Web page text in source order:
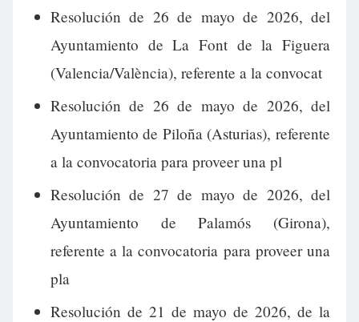
Resolución de 26 de mayo de 2026, del
Ayuntamiento de La Font de la Figuera
(Valencia/València), referente a la convocat
Resolución de 26 de mayo de 2026, del
Ayuntamiento de Piloña (Asturias), referente
a la convocatoria para proveer una pl
Resolución de 27 de mayo de 2026, del
Ayuntamiento de Palamós (Girona),
referente a la convocatoria para proveer una
pla
Resolución de 21 de mayo de 2026, de la